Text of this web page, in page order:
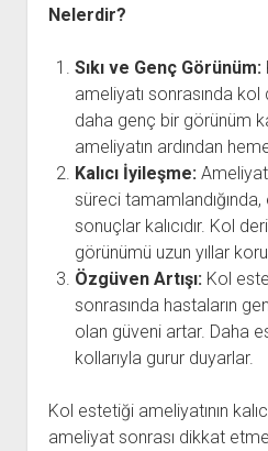
Nelerdir?
Sıkı ve Genç Görünüm:
ameliyatı sonrasında kol
daha genç bir görünüm
ameliyatın ardından
Kalıcı İyileşme:
süreci
sonuçlar kalıcıdır. Kol
görünümü uzun yıllar
Özgüven Artışı: Kol
sonrasında hastaların
olan güveni artar. Daha
kollarıyla gurur duyarlar.
Kol estetiği ameliyatının
ameliyat sonrası dikkat